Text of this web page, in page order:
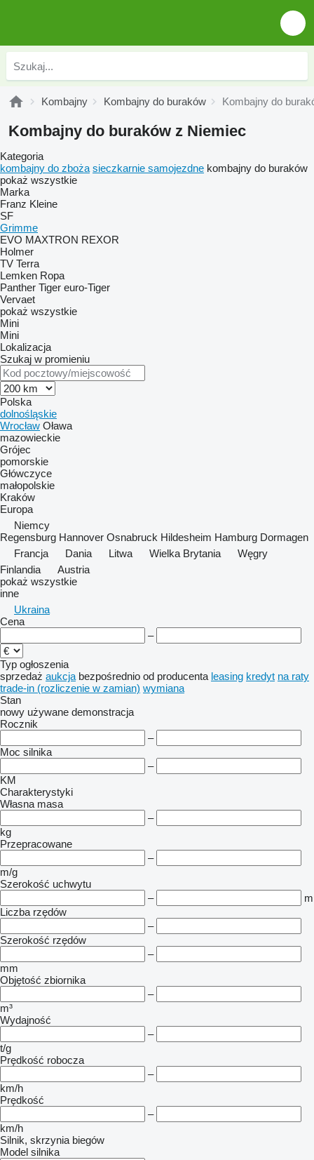
Kombajny Kombajny do buraków Kombajny do
Kombajny do buraków z Niemiec
Kategoria
kombajny do zboża sieczkarnie samojezdne kombajny do buraków
pokaż wszystkie
Marka
Franz Kleine
SF
Grimme
EVO MAXTRON REXOR
Holmer
TV Terra
Lemken Ropa
Panther Tiger euro-Tiger
Vervaet
pokaż wszystkie
Mini
Mini
Lokalizacja
Szukaj w promieniu
Polska
dolnośląskie
Wrocław Oława
mazowieckie
Grójec
pomorskie
Główczyce
małopolskie
Kraków
Europa
Niemcy
Regensburg Hannover Osnabruck Hildesheim Hamburg Dormagen
Francja
Dania Litwa Wielka Brytania
Węgry
Finlandia
Austria
pokaż wszystkie
inne
Ukraina
Cena
–
Typ ogłoszenia
sprzedaż aukcja bezpośrednio od producenta leasing kredyt na raty
trade-in (rozliczenie w zamian) wymiana
Stan
nowy używane demonstracja
Rocznik
–
Moc silnika
–
KM
Charakterystyki
Własna masa
–
kg
Przepracowane
–
m/g
Szerokość uchwytu
–
m
Liczba rzędów
–
Szerokość rzędów
–
mm
Objętość zbiornika
–
m³
Wydajność
–
t/g
Prędkość robocza
–
km/h
Prędkość
–
km/h
Silnik, skrzynia biegów
Model silnika